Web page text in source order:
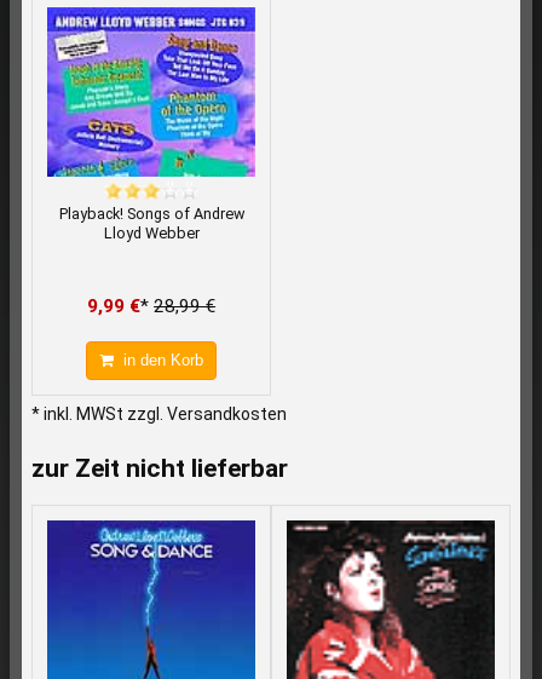
Playback! Songs of Andrew
Lloyd Webber
9,99 €*28,99 €
in den Korb
* inkl. MWSt zzgl. Versandkosten
zur Zeit nicht lieferbar